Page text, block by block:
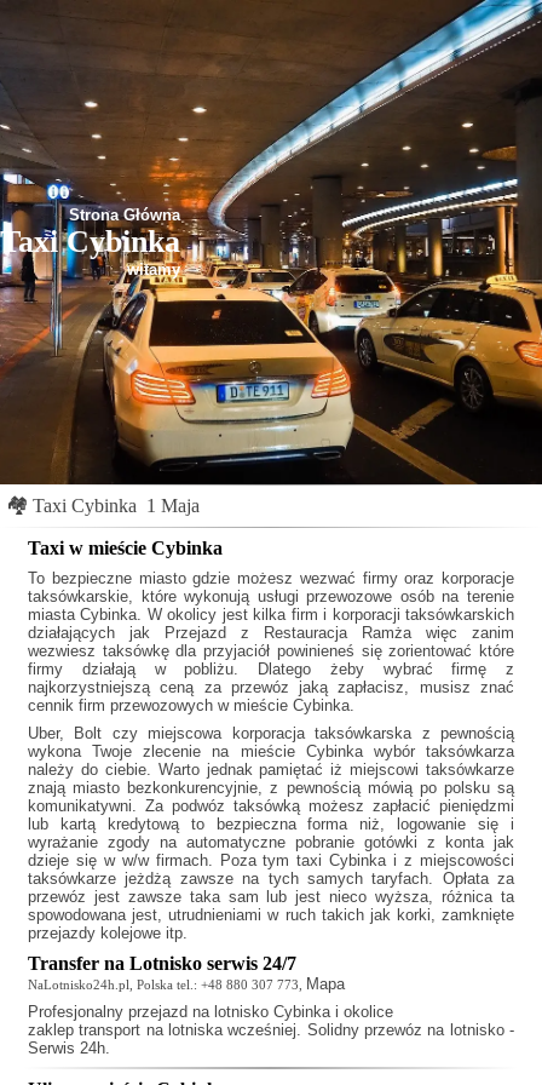
Strona Główna
Taxi Cybinka
witamy
🏘 Taxi Cybinka 1 Maja
Taxi w mieście Cybinka
To bezpieczne miasto gdzie możesz wezwać firmy oraz korporacje
taksówkarskie, które wykonują usługi przewozowe osób na terenie
miasta Cybinka. W okolicy jest kilka firm i korporacji taksówkarskich
działających jak
Przejazd z Restauracja Ramża
więc zanim
wezwiesz taksówkę dla przyjaciół powinieneś się zorientować które
firmy działają w pobliżu. Dlatego żeby wybrać firmę z
najkorzystniejszą ceną za przewóz jaką zapłacisz, musisz znać
cennik firm przewozowych w mieście Cybinka.
Uber, Bolt czy miejscowa korporacja taksówkarska z pewnością
wykona Twoje zlecenie na mieście Cybinka wybór taksówkarza
należy do ciebie. Warto jednak pamiętać iż miejscowi taksówkarze
znają miasto bezkonkurencyjnie, z pewnością mówią po polsku są
komunikatywni. Za podwóz taksówką możesz zapłacić pieniędzmi
lub kartą kredytową to bezpieczna forma niż, logowanie się i
wyrażanie zgody na automatyczne pobranie gotówki z konta jak
dzieje się w w/w firmach. Poza tymtaxi Cybinkai z miejscowości
taksówkarze jeżdżą zawsze na tych samych taryfach. Opłata za
przewóz jest zawsze taka sam lub jest nieco wyższa, różnica ta
spowodowana jest, utrudnieniami w ruch takich jak korki, zamknięte
przejazdy kolejowe itp.
Transfer na Lotnisko serwis 24/7
NaLotnisko24h.pl, Polska tel.: +48 880 307 773, Mapa
Profesjonalny przejazd na lotnisko Cybinka i okolice
zaklep transport na lotniska wcześniej. Solidny przewóz na lotnisko -
Serwis 24h.